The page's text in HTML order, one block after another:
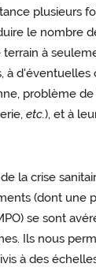
plusieurs
le nombre
à
à d'éventuelles
problème de
etc.), et à
la crise
(dont une
se sont
Ils nous
à des